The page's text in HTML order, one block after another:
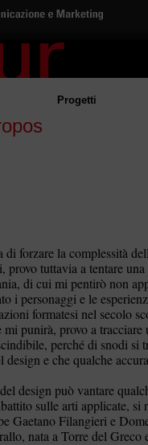
Progetti
forzare la complessità
tuttavia a tentare
di cui mi pentirò non
i personaggi e le
formatesi nel secolo
punirà, provo a
perché di snodi si
design e che qualche
design può vantare
sulle arti applicate,
Gaetano Filangieri e
nata a Torre del Greco